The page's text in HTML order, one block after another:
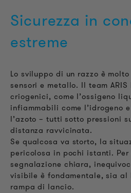
Sicurezza in
estreme
Lo sviluppo di un razzo è
sensori e metallo. Il team
criogenici, come l’ossigeno
infiammabili come l’idrogeno
l’azoto – tutti sotto pressioni
distanza ravvicinata.
Se qualcosa va storto, la
pericolosa in pochi istanti. Per
segnalazione chiara,
visibile è fondamentale, sia
rampa di lancio.